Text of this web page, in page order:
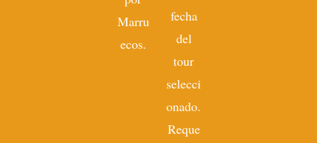
Marru
ecos.
fecha
del
tour
selecci
onado.
Reque